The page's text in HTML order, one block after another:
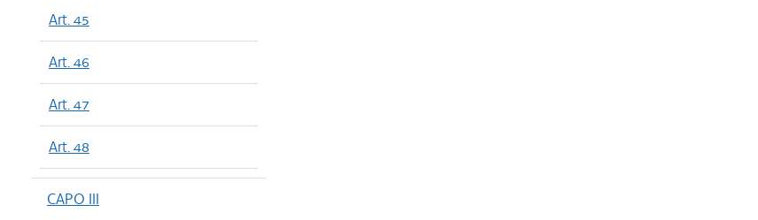
Art. 45
Art. 46
Art. 47
Art. 48
CAPO III